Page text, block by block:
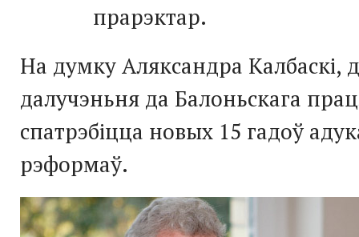
прарэктар.
На думку Аляксандра Калбаскі,
далучэньня да Балоньскага
спатрэбіцца новых 15 гадоў
рэформаў.